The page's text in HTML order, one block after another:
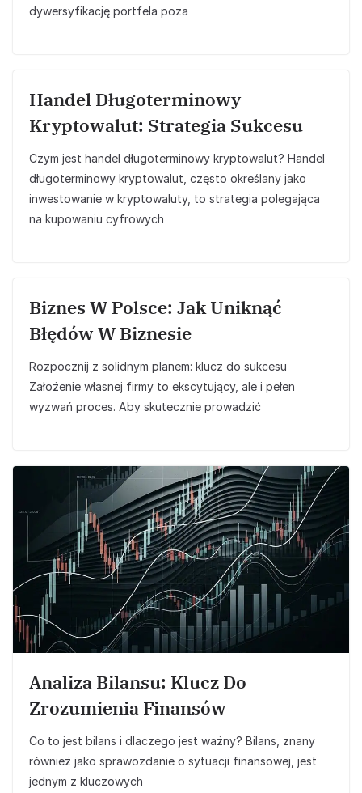
dywersyfikację portfela poza
Handel Długoterminowy
Kryptowalut: Strategia Sukcesu
Czym jest handel długoterminowy kryptowalut? Handel
długoterminowy kryptowalut, często określany jako
inwestowanie w kryptowaluty, to strategia polegająca
na kupowaniu cyfrowych
Biznes W Polsce: Jak Uniknąć
Błędów W Biznesie
Rozpocznij z solidnym planem: klucz do sukcesu
Założenie własnej firmy to ekscytujący, ale i pełen
wyzwań proces. Aby skutecznie prowadzić
Analiza Bilansu: Klucz Do
Zrozumienia Finansów
Co to jest bilans i dlaczego jest ważny? Bilans, znany
również jako sprawozdanie o sytuacji finansowej, jest
jednym z kluczowych